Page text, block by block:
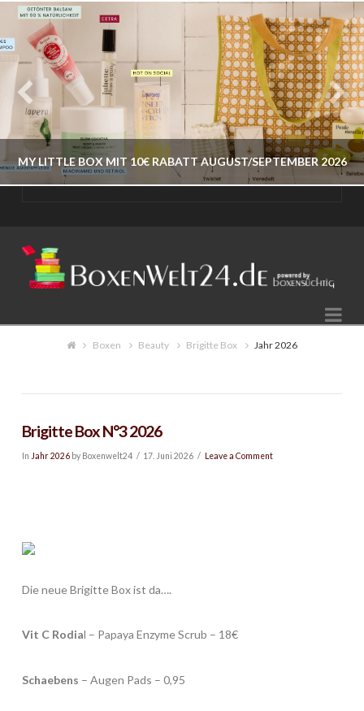
MY LITTLE BOX MIT 10€ RABATT AUGUST/SEPTEMBER 2026
JAHR 2026
Boxen Beauty Brigitte Box Jahr 2026
Brigitte Box N°3 2026
In Jahr 2026by Boxenwelt24 17. Juni 2026 Leave a Comment
Die neue Brigitte Box ist da….
Vit C Rodial – Papaya Enzyme Scrub – 18€
Schaebens – Augen Pads – 0,95